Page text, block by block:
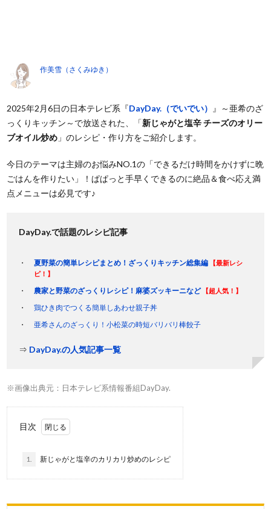
作美雪（さくみゆき）
2025年2月6日の日本テレビ系『DayDay.（でいでい）
』～亜希のざ
っくりキッチン～で放送された、「新じゃがと塩辛 チーズのオリー
ブオイル炒め 」のレシピ・作り方をご紹介します。
今日のテーマは主婦のお悩みNO.1の「できるだけ時間をかけずに晩
ごはんを作りたい」！ぱぱっと手早くできるのに絶品＆食べ応え満
点メニューは必見です♪
DayDay.で話題のレシピ記事
夏野菜の簡単レシピまとめ！ざっくりキッチン総集編
【最新レシ
ピ！】
農家と野菜のざっくりレシピ！麻婆ズッキーニなど 【超人気！】
鶏ひき肉でつくる簡単しあわせ親子丼
亜希さんのざっくり！小松菜の時短バリバリ棒餃子
⇒ DayDay.の人気記事一覧
※画像出典元：日本テレビ系情報番組DayDay.
目次
1. 新じゃがと塩辛のカリカリ炒めのレシピ